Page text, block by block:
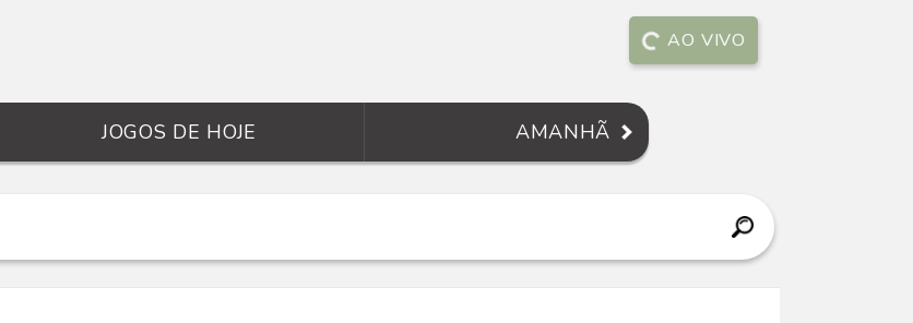
AO VIVO
JOGOS DE HOJE AMANHÃ